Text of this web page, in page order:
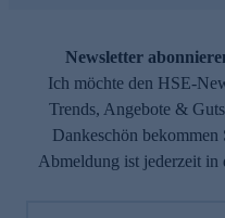
Newsletter
Ich möchte den HSE-
Trends, Angebote &
Dankeschön
Abmeldung ist jederzeit